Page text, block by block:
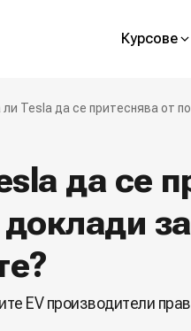
Курсове
Tesla да се притеснява от
да се
EV производители